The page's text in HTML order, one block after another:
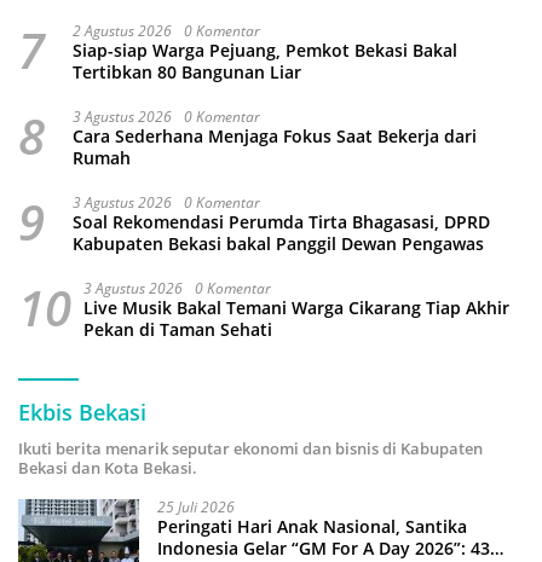
7 2 Agustus 2026 0 Komentar
Siap-siap Warga Pejuang, Pemkot Bekasi Bakal
Tertibkan 80 Bangunan Liar
8 3 Agustus 2026 0 Komentar
Cara Sederhana Menjaga Fokus Saat Bekerja dari
Rumah
9 3 Agustus 2026 0 Komentar
Soal Rekomendasi Perumda Tirta Bhagasasi, DPRD
Kabupaten Bekasi bakal Panggil Dewan Pengawas
10 3 Agustus 2026 0 Komentar
Live Musik Bakal Temani Warga Cikarang Tiap Akhir
Pekan di Taman Sehati
Ekbis Bekasi
Ikuti berita menarik seputar ekonomi dan bisnis di Kabupaten
Bekasi dan Kota Bekasi.
25 Juli 2026
Peringati Hari Anak Nasional, Santika
Indonesia Gelar “GM For A Day 2026”: 43